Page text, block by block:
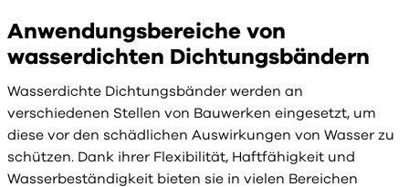
Anwendungsbereiche von
wasserdichten Dichtungsbändern
Wasserdichte Dichtungsbänder werden an
verschiedenen Stellen von Bauwerken eingesetzt, um
diese vor den schädlichen Auswirkungen von Wasser zu
schützen. Dank ihrer Flexibilität, Haftfähigkeit und
Wasserbeständigkeit bieten sie in vielen Bereichen